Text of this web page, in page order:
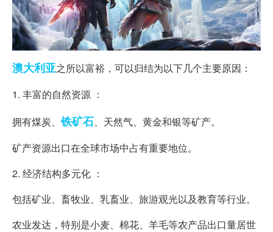
澳大利亚之所以富裕，可以归结为以下几个主要原因：
1. 丰富的自然资源 ：
拥有煤炭、铁矿石、天然气、黄金和银等矿产。
矿产资源出口在全球市场中占有重要地位。
2. 经济结构多元化 ：
包括矿业、畜牧业、乳畜业、旅游观光以及教育等行业。
农业发达，特别是小麦、棉花、羊毛等农产品出口量居世